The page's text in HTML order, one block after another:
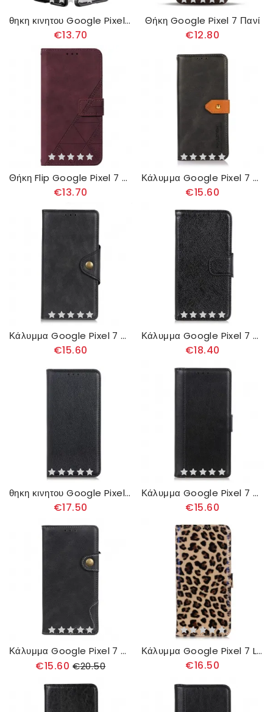
θηκη κινητου Google Pixel 7 Ευέλικτη Υφή Από Ανθρακονήματα
€13.70
Θήκη Google Pixel 7 Πανί
€12.80
Θήκη Flip Google Pixel 7 με κορδονι Strappy Triangle
€13.70
Κάλυμμα Google Pixel 7 Δίχρωμο Χρυσό Khazneh Κούμπωμα
€15.60
Κάλυμμα Google Pixel 7 Μαγνητικό Κουμπί Απομίμησης Δέρματος
€15.60
Κάλυμμα Google Pixel 7 Νάπα Σπλιτ Δέρμα
€18.40
θηκη κινητου Google Pixel 7 Θήκη Flip Litchi Split Leather
€17.50
Κάλυμμα Google Pixel 7 Δερμάτινο Στυλ
€15.60
Κάλυμμα Google Pixel 7 Καλλιτεχνικό Κουμπί
€15.60 €20.50
Κάλυμμα Google Pixel 7 Leopard Skin Effect
€16.50